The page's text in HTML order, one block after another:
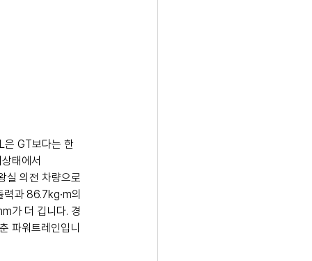
은 GT보다는 한
태에서
실 의전 차량으로
과 86.7kg∙m의
가 더 깁니다. 경
파워트레인입니